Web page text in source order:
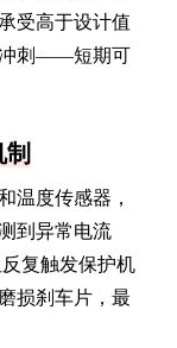
受高于设计值
冲刺——短期可
温度传感器，
到异常电流
复触发保护机
损刹车片，最